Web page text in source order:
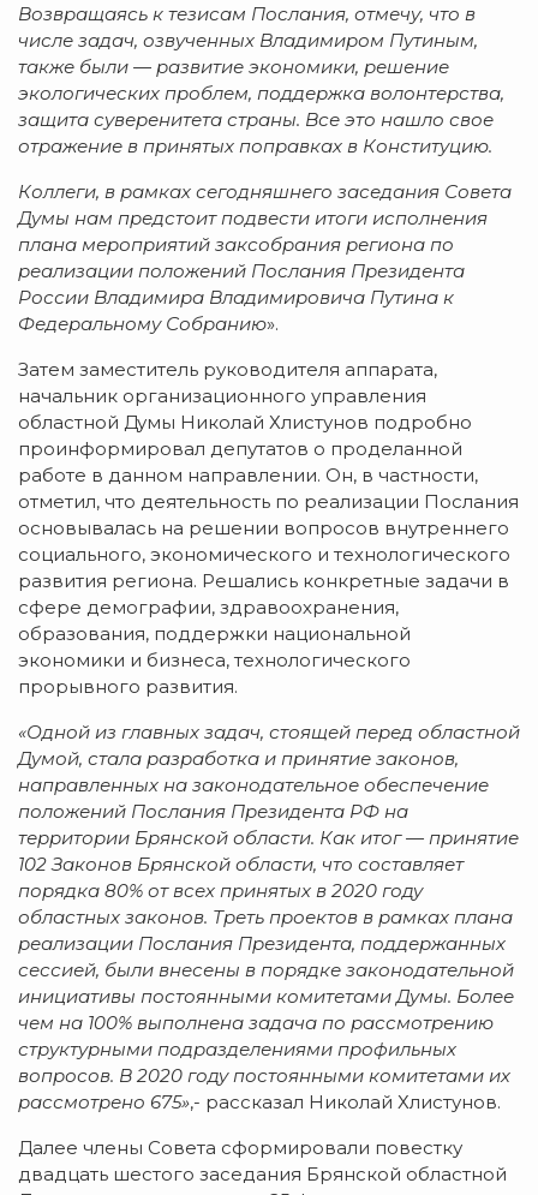
Возвращаясь к тезисам Послания, отмечу, что в
числе задач, озвученных Владимиром Путиным,
также были — развитие экономики, решение
экологических проблем, поддержка волонтерства,
защита суверенитета страны. Все это нашло свое
отражение в принятых поправках в Конституцию.
Коллеги, в рамках сегодняшнего заседания Совета
Думы нам предстоит подвести итоги исполнения
плана мероприятий заксобрания региона по
реализации положений Послания Президента
России Владимира Владимировича Путина к
Федеральному Собранию».
Затем заместитель руководителя аппарата,
начальник организационного управления
областной Думы Николай Хлистунов подробно
проинформировал депутатов о проделанной
работе в данном направлении. Он, в частности,
отметил, что деятельность по реализации Послания
основывалась на решении вопросов внутреннего
социального, экономического и технологического
развития региона. Решались конкретные задачи в
сфере демографии, здравоохранения,
образования, поддержки национальной
экономики и бизнеса, технологического
прорывного развития.
«Одной из главных задач, стоящей перед областной
Думой, стала разработка и принятие законов,
направленных на законодательное обеспечение
положений Послания Президента РФ на
территории Брянской области. Как итог — принятие
102 Законов Брянской области, что составляет
порядка 80% от всех принятых в 2020 году
областных законов. Треть проектов в рамках плана
реализации Послания Президента, поддержанных
сессией, были внесены в порядке законодательной
инициативы постоянными комитетами Думы. Более
чем на 100% выполнена задача по рассмотрению
структурными подразделениями профильных
вопросов. В 2020 году постоянными комитетами их
рассмотрено 675»,- рассказал Николай Хлистунов.
Далее члены Совета сформировали повестку
двадцать шестого заседания Брянской областной